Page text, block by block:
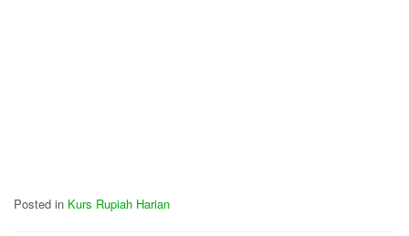
Posted in Kurs Rupiah Harian